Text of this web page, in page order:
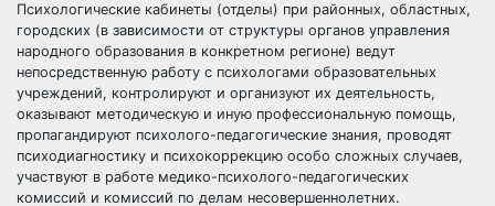
Психологические кабинеты (отделы) при районных, областных,
городских (в зависимости от структуры органов управления
народного образования в конкретном регионе) ведут
непосредственную работу с психологами образовательных
учреждений, контролируют и организуют их деятельность,
оказывают методическую и иную профессиональную помощь,
пропагандируют психолого-педагогические знания, проводят
психодиагностику и психокоррекцию особо сложных случаев,
участвуют в работе медико-психолого-педагогических
комиссий и комиссий по делам несовершеннолетних.